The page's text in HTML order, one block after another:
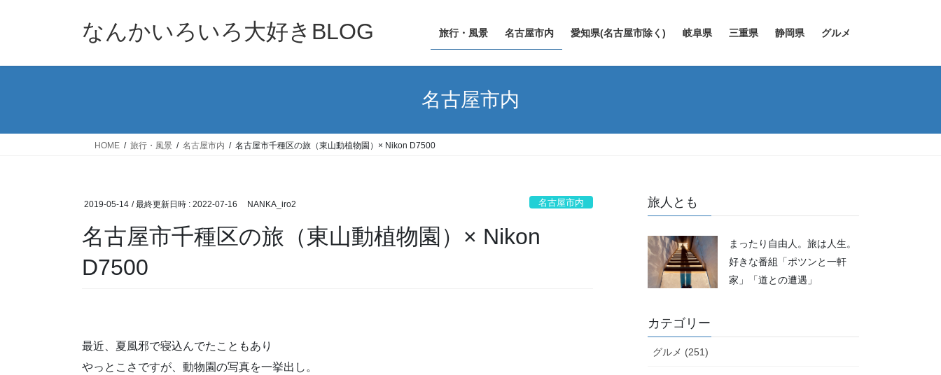
なんかいろいろ大好きBLOG 旅行・風景 名古屋市内 愛知県(名古屋市除く) 岐阜県 三重県 静岡県 グルメ
名古屋市内
HOME 旅行・風景 名古屋市内 名古屋市千種区の旅（東山動植物園）× Nikon D7500
2019-05-14 / 最終更新日時 : 2022-07-16 NANKA_iro2 名古屋市内
名古屋市千種区の旅（東山動植物園）× Nikon
D7500
最近、夏風邪で寝込んでたこともあり
やっとこさですが、動物園の写真を一挙出し。
旅人とも
まったり自由人。旅は人生。
好きな番組「ポツンと一軒
家」「道との遭遇」
カテゴリー
グルメ (251)